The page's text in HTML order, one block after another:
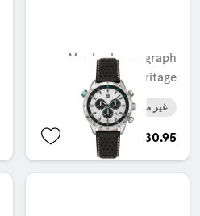
Men's chronograph
watch, Heritage
غير متوفر حاليا
AED 1,930.95